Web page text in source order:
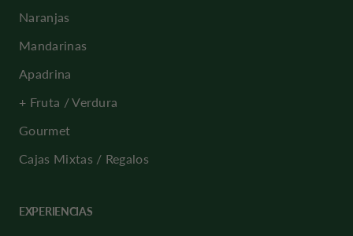
Naranjas
Mandarinas
Apadrina
+ Fruta / Verdura
Gourmet
Cajas Mixtas / Regalos
EXPERIENCIAS